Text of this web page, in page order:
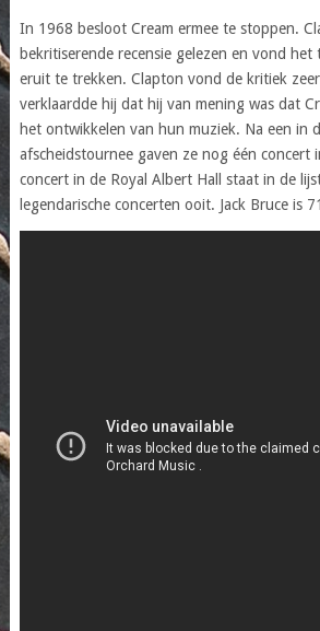
In 1968 besloot Cream ermee te stoppen.
bekritiserende recensie gelezen en vond het
eruit te trekken. Clapton vond de kritiek
verklaardde hij dat hij van mening was dat
het ontwikkelen van hun muziek. Na een in
afscheidstournee gaven ze nog één concert
concert in de Royal Albert Hall staat in de
legendarische concerten ooit. Jack Bruce is